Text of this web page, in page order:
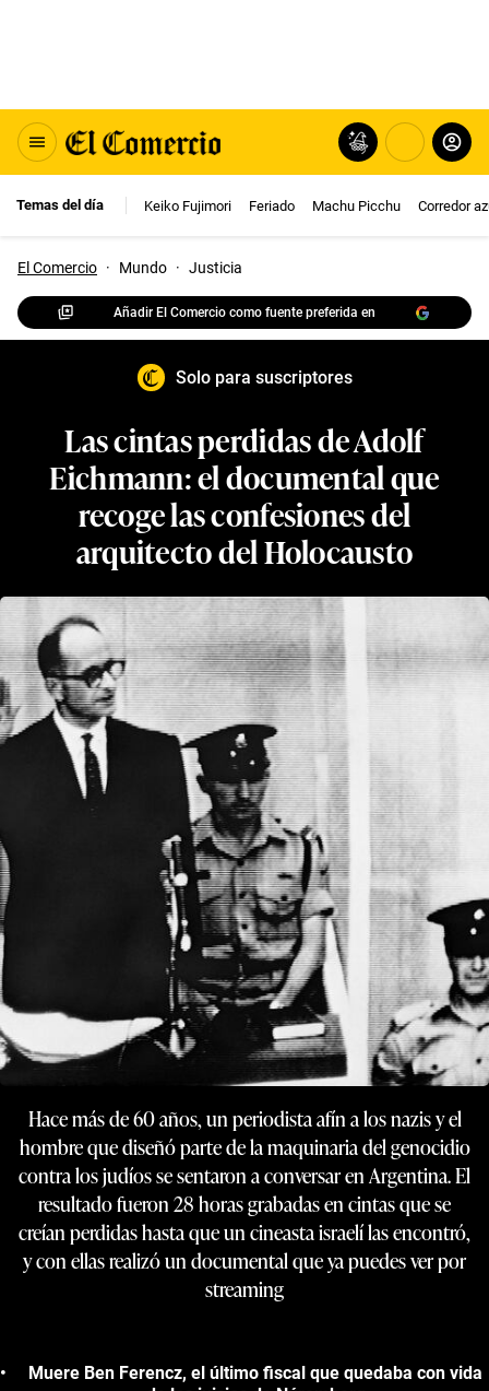
Temas del día Keiko Fujimori Feriado Machu Picchu Corredor
El Comercio · Mundo · Justicia
Añadir El Comercio como fuente preferida en
Solo para suscriptores
Las cintas perdidas de Adolf
Eichmann: el documental que
recoge las confesiones del
arquitecto del Holocausto
Hace más de 60 años, un periodista afín a los nazis y el
hombre que diseñó parte de la maquinaria del genocidio
contra los judíos se sentaron a conversar en Argentina. El
resultado fueron 28 horas grabadas en cintas que se
creían perdidas hasta que un cineasta israelí las encontró,
y con ellas realizó un documental que ya puedes ver por
streaming
Muere Ben Ferencz, el último fiscal que quedaba con vida